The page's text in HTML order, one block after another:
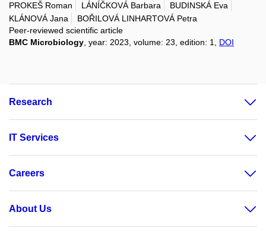
PROKEŠ Roman
LÁNÍČKOVÁ Barbara
BUDINSKÁ Eva
KLÁNOVÁ Jana
BOŘILOVÁ LINHARTOVÁ Petra
Peer-reviewed scientific article
BMC Microbiology , year: 2023, volume: 23, edition: 1, DOI
Research
IT Services
Careers
About Us